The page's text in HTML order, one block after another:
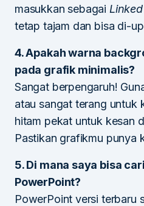
masukkan sebagai
tetap tajam dan bisa di-
4. Apakah warna
pada grafik minimalis?
Sangat berpengaruh!
atau sangat terang untuk
hitam pekat untuk kesan
Pastikan grafikmu punya
5. Di mana saya bisa
PowerPoint?
PowerPoint versi terbaru